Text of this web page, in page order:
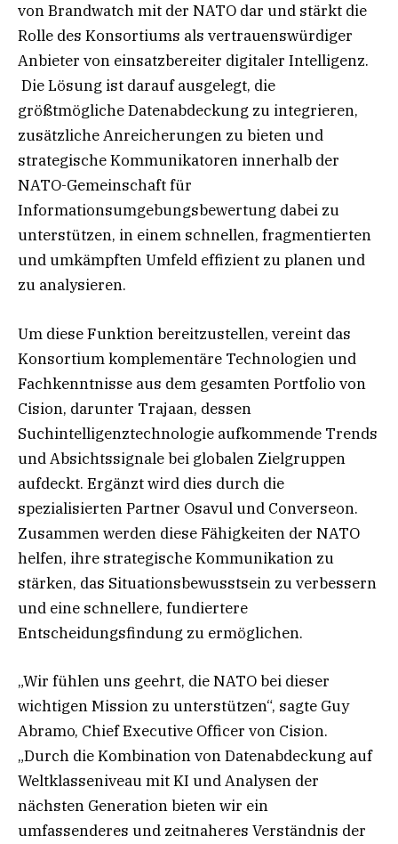
von Brandwatch mit der NATO dar und stärkt die
Rolle des Konsortiums als vertrauenswürdiger
Anbieter von einsatzbereiter digitaler Intelligenz.
Die Lösung ist darauf ausgelegt, die
größtmögliche Datenabdeckung zu integrieren,
zusätzliche Anreicherungen zu bieten und
strategische Kommunikatoren innerhalb der
NATO-Gemeinschaft für
Informationsumgebungsbewertung dabei zu
unterstützen, in einem schnellen, fragmentierten
und umkämpften Umfeld effizient zu planen und
zu analysieren.
Um diese Funktion bereitzustellen, vereint das
Konsortium komplementäre Technologien und
Fachkenntnisse aus dem gesamten Portfolio von
Cision, darunter Trajaan, dessen
Suchintelligenztechnologie aufkommende Trends
und Absichtssignale bei globalen Zielgruppen
aufdeckt. Ergänzt wird dies durch die
spezialisierten Partner Osavul und Converseon.
Zusammen werden diese Fähigkeiten der NATO
helfen, ihre strategische Kommunikation zu
stärken, das Situationsbewusstsein zu verbessern
und eine schnellere, fundiertere
Entscheidungsfindung zu ermöglichen.
„Wir fühlen uns geehrt, die NATO bei dieser
wichtigen Mission zu unterstützen“, sagte Guy
Abramo, Chief Executive Officer von Cision.
„Durch die Kombination von Datenabdeckung auf
Weltklasseniveau mit KI und Analysen der
nächsten Generation bieten wir ein
umfassenderes und zeitnaheres Verständnis der